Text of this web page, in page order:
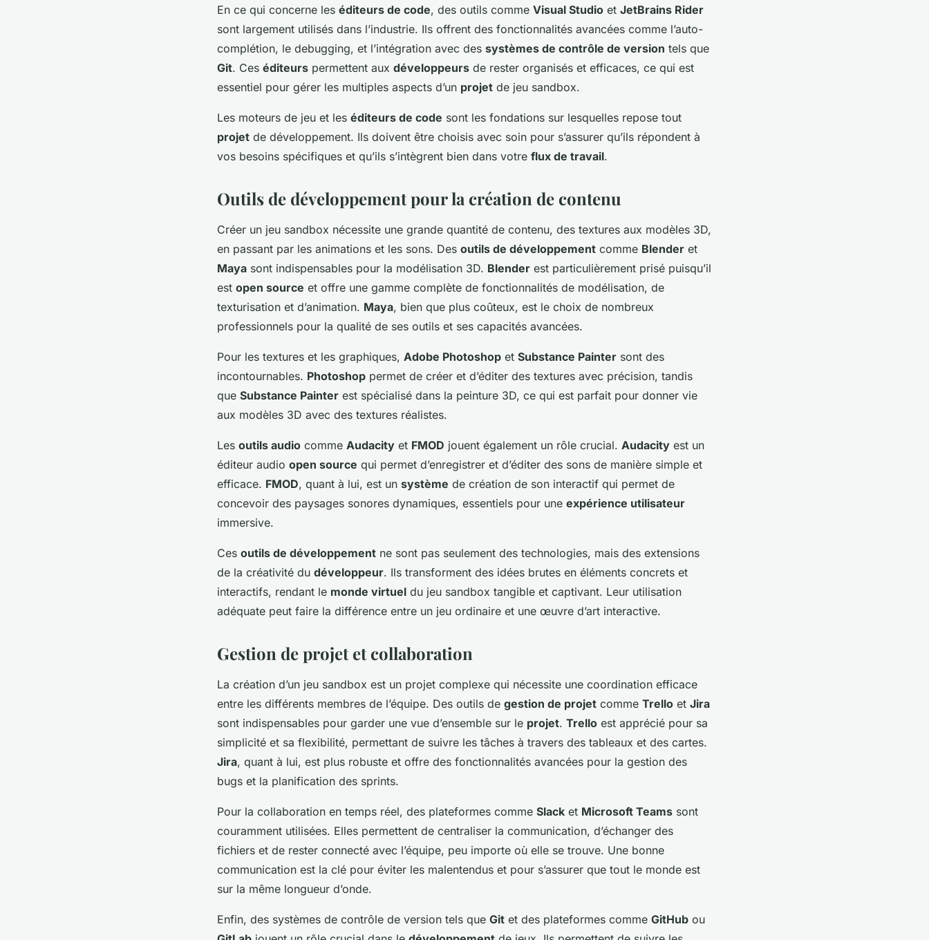
En ce qui concerne les éditeurs de code, des outils comme Visual Studio et JetBrains Rider
sont largement utilisés dans l’industrie. Ils offrent des fonctionnalités avancées comme l’auto-
complétion, le debugging, et l’intégration avec des systèmes de contrôle de version tels que
Git. Ces éditeurs permettent aux développeurs de rester organisés et efficaces, ce qui est
essentiel pour gérer les multiples aspects d’un projet de jeu sandbox.
Les moteurs de jeu et les éditeurs de code sont les fondations sur lesquelles repose tout
projet de développement. Ils doivent être choisis avec soin pour s’assurer qu’ils répondent à
vos besoins spécifiques et qu’ils s’intègrent bien dans votre flux de travail.
Outils de développement pour la création de contenu
Créer un jeu sandbox nécessite une grande quantité de contenu, des textures aux modèles 3D,
en passant par les animations et les sons. Des outils de développement comme Blender et
Maya sont indispensables pour la modélisation 3D. Blender est particulièrement prisé puisqu’il
est open source et offre une gamme complète de fonctionnalités de modélisation, de
texturisation et d’animation. Maya, bien que plus coûteux, est le choix de nombreux
professionnels pour la qualité de ses outils et ses capacités avancées.
Pour les textures et les graphiques, Adobe Photoshop et Substance Painter sont des
incontournables. Photoshop permet de créer et d’éditer des textures avec précision, tandis
que Substance Painter est spécialisé dans la peinture 3D, ce qui est parfait pour donner vie
aux modèles 3D avec des textures réalistes.
Les outils audio comme Audacity et FMOD jouent également un rôle crucial. Audacity est un
éditeur audio open source qui permet d’enregistrer et d’éditer des sons de manière simple et
efficace. FMOD, quant à lui, est un système de création de son interactif qui permet de
concevoir des paysages sonores dynamiques, essentiels pour une expérience utilisateur
immersive.
Ces outils de développement ne sont pas seulement des technologies, mais des extensions
de la créativité du développeur. Ils transforment des idées brutes en éléments concrets et
interactifs, rendant le monde virtuel du jeu sandbox tangible et captivant. Leur utilisation
adéquate peut faire la différence entre un jeu ordinaire et une œuvre d’art interactive.
Gestion de projet et collaboration
La création d’un jeu sandbox est un projet complexe qui nécessite une coordination efficace
entre les différents membres de l’équipe. Des outils de gestion de projet comme Trello et Jira
sont indispensables pour garder une vue d’ensemble sur le projet. Trello est apprécié pour sa
simplicité et sa flexibilité, permettant de suivre les tâches à travers des tableaux et des cartes.
Jira, quant à lui, est plus robuste et offre des fonctionnalités avancées pour la gestion des
bugs et la planification des sprints.
Pour la collaboration en temps réel, des plateformes comme Slack et Microsoft Teams sont
couramment utilisées. Elles permettent de centraliser la communication, d’échanger des
fichiers et de rester connecté avec l’équipe, peu importe où elle se trouve. Une bonne
communication est la clé pour éviter les malentendus et pour s’assurer que tout le monde est
sur la même longueur d’onde.
Enfin, des systèmes de contrôle de version tels que Git et des plateformes comme GitHub ou